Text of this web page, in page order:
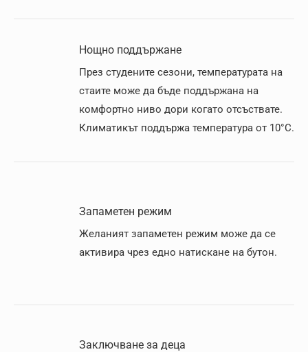
Нощно поддържане
През студените сезони, температурата на
стаите може да бъде поддържана на
комфортно ниво дори когато отсъствате.
Климатикът поддържа температура от 10°C.
Запаметен режим
Желаният запаметен режим може да се
активира чрез едно натискане на бутон.
Заключване за деца